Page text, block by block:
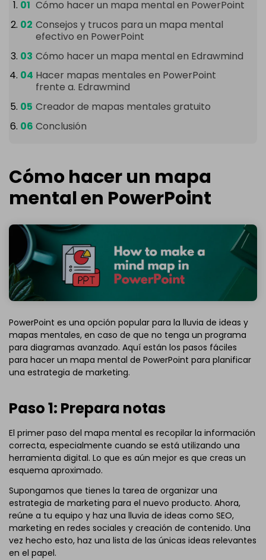
Cómo hacer un mapa mental en PowerPoint
Consejos y trucos para un mapa mental
efectivo en PowerPoint
Cómo hacer un mapa mental en Edrawmind
Hacer mapas mentales en PowerPoint
frente a. Edrawmind
Creador de mapas mentales gratuito
Conclusión
Cómo hacer un mapa
mental en PowerPoint
PowerPoint es una opción popular para la lluvia de ideas y
mapas mentales, en caso de que no tenga un programa
para diagramas avanzado. Aquí están los pasos fáciles
para hacer un mapa mental de PowerPoint para planificar
una estrategia de marketing.
Paso 1: Prepara notas
El primer paso del mapa mental es recopilar la información
correcta, especialmente cuando se está utilizando una
herramienta digital. Lo que es aún mejor es que creas un
esquema aproximado.
Supongamos que tienes la tarea de organizar una
estrategia de marketing para el nuevo producto. Ahora,
reúne a tu equipo y haz una lluvia de ideas como SEO,
marketing en redes sociales y creación de contenido. Una
vez hecho esto, haz una lista de las únicas ideas relevantes
en el papel.